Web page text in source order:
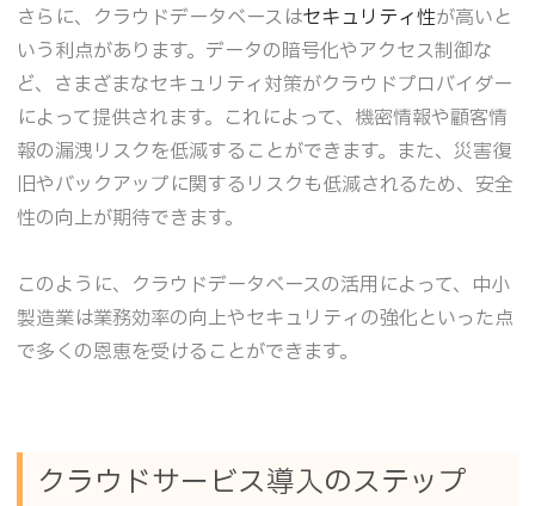
さらに、クラウドデータベースはセキュリティ性が高いと
いう利点があります。データの暗号化やアクセス制御な
ど、さまざまなセキュリティ対策がクラウドプロバイダー
によって提供されます。これによって、機密情報や顧客情
報の漏洩リスクを低減することができます。また、災害復
旧やバックアップに関するリスクも低減されるため、安全
性の向上が期待できます。
このように、クラウドデータベースの活用によって、中小
製造業は業務効率の向上やセキュリティの強化といった点
で多くの恩恵を受けることができます。
クラウドサービス導入のステップ